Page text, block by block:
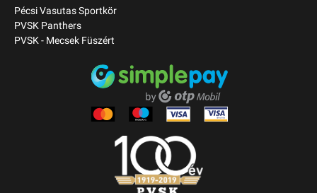
Pécsi Vasutas Sportkör
PVSK Panthers
PVSK - Mecsek Füszért